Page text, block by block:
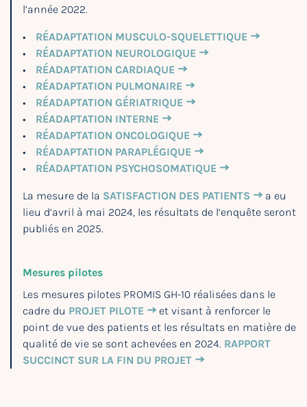
l’année 2022.
RÉADAPTATION MUSCULO-SQUELETTIQUE
RÉADAPTATION NEUROLOGIQUE
RÉADAPTATION CARDIAQUE
RÉADAPTATION PULMONAIRE
RÉADAPTATION GÉRIATRIQUE
RÉADAPTATION INTERNE
RÉADAPTATION ONCOLOGIQUE
RÉADAPTATION PARAPLÉGIQUE
RÉADAPTATION PSYCHOSOMATIQUE
La mesure de la SATISFACTION DES PATIENTS
a eu
lieu d’avril à mai 2024, les résultats de l’enquête seront
publiés en 2025.
Mesures pilotes
Les mesures pilotes PROMIS GH-10 réalisées dans le
cadre du PROJET PILOTE
et visant à renforcer le
point de vue des patients et les résultats en matière de
qualité de vie se sont achevées en 2024. RAPPORT
SUCCINCT SUR LA FIN DU PROJET